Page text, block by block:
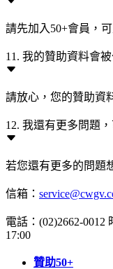
請先加入50+會員，
11. 我的贊助資料會
請放心，您的贊助資
12. 我還有更多問題
若您還有更多的問題
信箱：
電話：(02)2662-0012
17:00
贊助50+